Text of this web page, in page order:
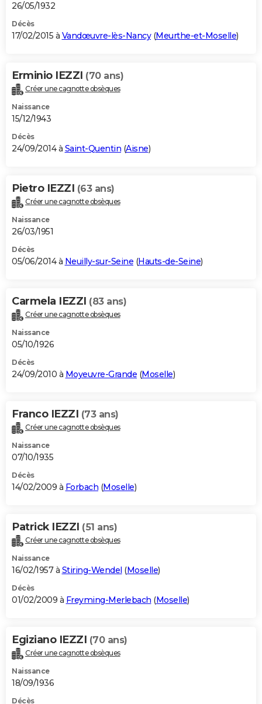
26/05/1932
Décès
17/02/2015 à Vandœuvre-lès-Nancy(Meurthe-et-Moselle)
Erminio IEZZI (70 ans)
Créer une cagnotte obsèques
Naissance
15/12/1943
Décès
24/09/2014 à Saint-Quentin (Aisne)
Pietro IEZZI (63 ans)
Créer une cagnotte obsèques
Naissance
26/03/1951
Décès
05/06/2014 à Neuilly-sur-Seine (Hauts-de-Seine)
Carmela IEZZI (83 ans)
Créer une cagnotte obsèques
Naissance
05/10/1926
Décès
24/09/2010 à Moyeuvre-Grande (Moselle)
Franco IEZZI (73 ans)
Créer une cagnotte obsèques
Naissance
07/10/1935
Décès
14/02/2009 à Forbach (Moselle)
Patrick IEZZI (51 ans)
Créer une cagnotte obsèques
Naissance
16/02/1957 à Stiring-Wendel (Moselle)
Décès
01/02/2009 à Freyming-Merlebach (Moselle)
Egiziano IEZZI (70 ans)
Créer une cagnotte obsèques
Naissance
18/09/1936
Décès